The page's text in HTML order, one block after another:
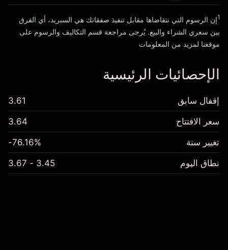
1إن الرسوم التي نتقاضاها مقابل تنفيذ صفقاتك هي السبريد، أي الفرق
بين سعري الشراء والبيع. يُرجى مراجعة قسم التكاليف والرسوم على
موقعنا لمزيد من المعلومات
الإحصائيات الرئيسية
إقفال سابق 3.61
سعر الافتتاح 3.64
تغيير سنة -76.16%
نطاق اليوم 3.45 - 3.67